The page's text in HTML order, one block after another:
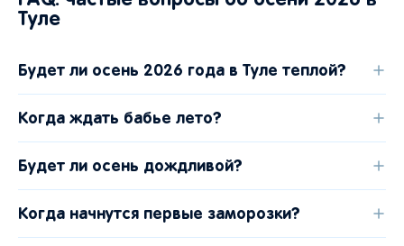
Туле
Будет ли осень 2026 года в Туле теплой?
Когда ждать бабье лето?
Будет ли осень дождливой?
Когда начнутся первые заморозки?